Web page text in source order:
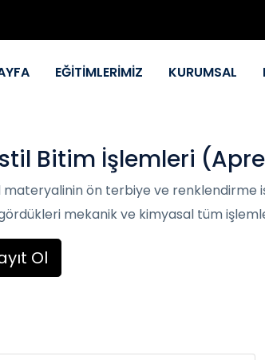
EĞİTİMLERİMİZ KURUMSAL
Bitim İşlemleri
materyalinin ön terbiye ve renklendirme
mekanik ve kimyasal tüm
Ol